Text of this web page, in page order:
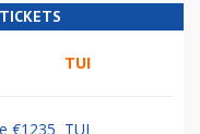
TUI
€1235 TUI